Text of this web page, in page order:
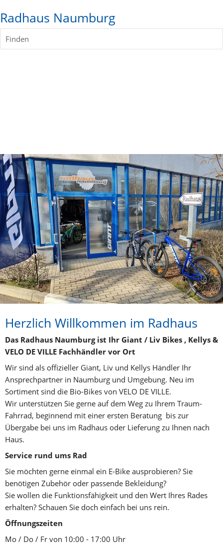
Radhaus Naumburg
Finden
Herzlich Willkommen im Radhaus
Das Radhaus Naumburg ist Ihr Giant / Liv Bikes , Kellys &
VELO DE VILLE Fachhändler vor Ort
Wir sind als offizieller Giant, Liv und Kellys Händler Ihr
Ansprechpartner in Naumburg und Umgebung. Neu im
Sortiment sind die Bio-Bikes von VELO DE VILLE.
Wir unterstützen Sie gerne auf dem Weg zu Ihrem Traum-
Fahrrad, beginnend mit einer ersten Beratung  bis zur
Übergabe bei uns im Radhaus oder Lieferung zu Ihnen nach
Haus.
Service rund ums Rad
Sie möchten gerne einmal ein E-Bike ausprobieren? Sie
benötigen Zubehör oder passende Bekleidung?
Sie wollen die Funktionsfähigkeit und den Wert Ihres Rades
erhalten? Schauen Sie doch einfach bei uns rein.
Öffnungszeiten
Mo / Do / Fr von 10:00 - 17:00 Uhr